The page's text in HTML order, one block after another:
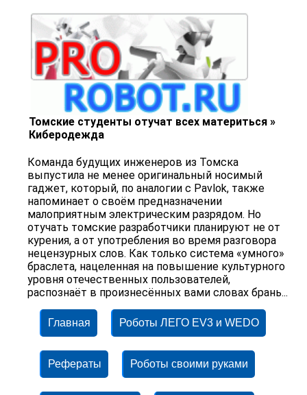
Томские студенты отучат всех материться »
Киберодежда
Команда будущих инженеров из Томска
выпустила не менее оригинальный носимый
гаджет, который, по аналогии с Pavlok, также
напоминает о своём предназначении
малоприятным электрическим разрядом. Но
отучать томские разработчики планируют не от
курения, а от употребления во время разговора
нецензурных слов. Как только система «умного»
браслета, нацеленная на повышение культурного
уровня отечественных пользователей,
распознаёт в произнесённых вами словах брань...
Главная Роботы ЛЕГО EV3 и WEDO
Рефераты Роботы своими руками